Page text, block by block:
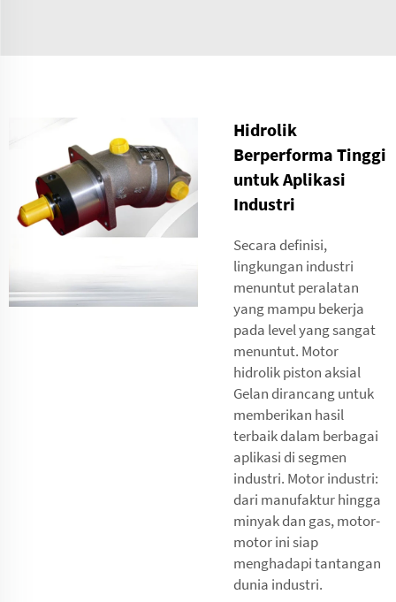
Hidrolik
Berperforma Tinggi
untuk Aplikasi
Industri
Secara definisi,
lingkungan industri
menuntut peralatan
yang mampu bekerja
pada level yang sangat
menuntut. Motor
hidrolik piston aksial
Gelan dirancang untuk
memberikan hasil
terbaik dalam berbagai
aplikasi di segmen
industri. Motor industri:
dari manufaktur hingga
minyak dan gas, motor-
motor ini siap
menghadapi tantangan
dunia industri.